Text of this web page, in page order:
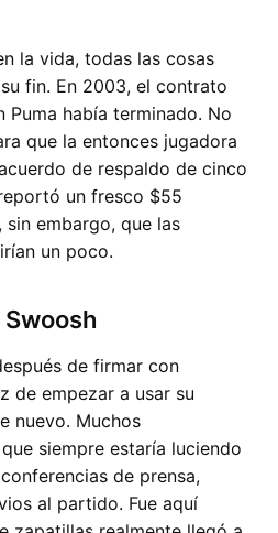
la vida, todas las cosas
fin. En 2003, el contrato
Puma había terminado. No
que la entonces jugadora
de respaldo de cinco
un fresco $55
sin embargo, que las
un poco.
de firmar con
de empezar a usar su
nuevo. Muchos
siempre estaría luciendo
de prensa,
al partido. Fue aquí